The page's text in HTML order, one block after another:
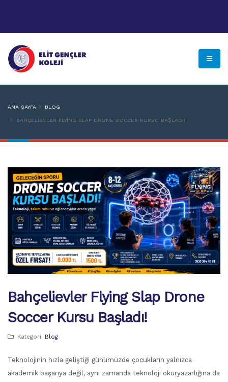
ANA SAYFA
BLOG
BAHÇELIEVLER FLYING SLAP DRONE SOCCER KURSU BAŞLADI!
Bahçelievler Flying Slap Drone
Soccer Kursu Başladı!
Kategori: Blog
Teknolojinin hızla geliştiği günümüzde çocukların yalnızca
akademik başarıya değil, aynı zamanda teknoloji okuryazarlığına da